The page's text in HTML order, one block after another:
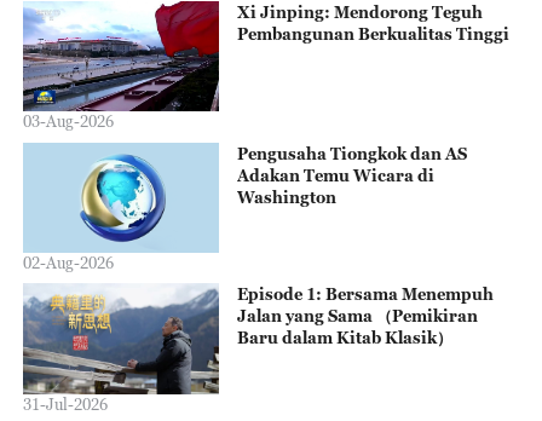
Xi Jinping: Mendorong Teguh
Pembangunan Berkualitas Tinggi
03-Aug-2026
Pengusaha Tiongkok dan AS
Adakan Temu Wicara di
Washington
02-Aug-2026
Episode 1: Bersama Menempuh
Jalan yang Sama （Pemikiran
Baru dalam Kitab Klasik）
31-Jul-2026